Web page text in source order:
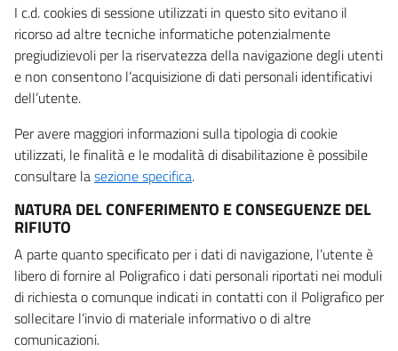
I c.d. cookies di sessione utilizzati in questo sito evitano il
ricorso ad altre tecniche informatiche potenzialmente
pregiudizievoli per la riservatezza della navigazione degli utenti
e non consentono l’acquisizione di dati personali identificativi
dell’utente.
Per avere maggiori informazioni sulla tipologia di cookie
utilizzati, le finalità e le modalità di disabilitazione è possibile
consultare lasezione specifica.
NATURA DEL CONFERIMENTO E CONSEGUENZE DEL
RIFIUTO
A parte quanto specificato per i dati di navigazione, l’utente è
libero di fornire al Poligrafico i dati personali riportati nei moduli
di richiesta o comunque indicati in contatti con il Poligrafico per
sollecitare l’invio di materiale informativo o di altre
comunicazioni.